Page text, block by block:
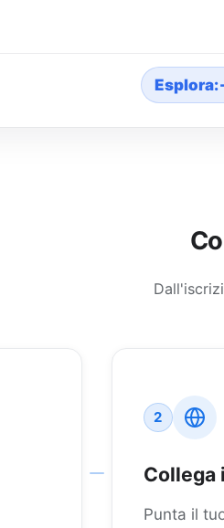
Esplora:
2
Collega
Punta il